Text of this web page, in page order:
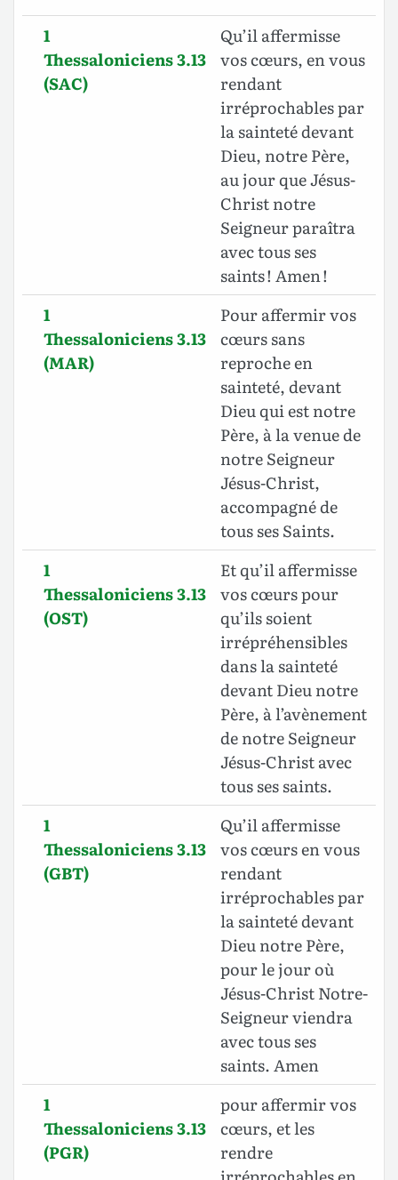
1
Thessaloniciens 3.13
(SAC)
Qu’il affermisse
vos cœurs, en vous
rendant
irréprochables par
la sainteté devant
Dieu, notre Père,
au jour que Jésus-
Christ notre
Seigneur paraîtra
avec tous ses
saints ! Amen !
1
Thessaloniciens 3.13
(MAR)
Pour affermir vos
cœurs sans
reproche en
sainteté, devant
Dieu qui est notre
Père, à la venue de
notre Seigneur
Jésus-Christ,
accompagné de
tous ses Saints.
1
Thessaloniciens 3.13
(OST)
Et qu’il affermisse
vos cœurs pour
qu’ils soient
irrépréhensibles
dans la sainteté
devant Dieu notre
Père, à l’avènement
de notre Seigneur
Jésus-Christ avec
tous ses saints.
1
Thessaloniciens 3.13
(GBT)
Qu’il affermisse
vos cœurs en vous
rendant
irréprochables par
la sainteté devant
Dieu notre Père,
pour le jour où
Jésus-Christ Notre-
Seigneur viendra
avec tous ses
saints. Amen
1
Thessaloniciens 3.13
(PGR)
pour affermir vos
cœurs, et les
rendre